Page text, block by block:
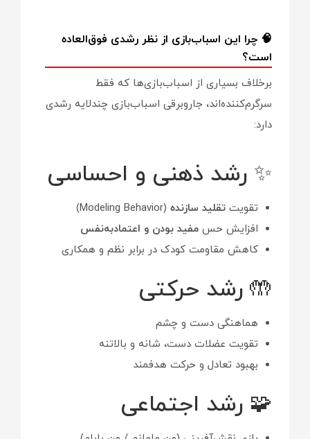
🧠 چرا این اسباب‌بازی از نظر رشدی فوق‌العاده
است؟
برخلاف بسیاری از اسباب‌بازی‌ها که فقط
سرگرم‌کننده‌اند، جاروبرقی اسباب‌بازی چندلایه رشدی
دارد:
✨ رشد ذهنی و احساسی
تقویت تقلید سازنده (Modeling Behavior)
افزایش حس مفید بودن و اعتمادبه‌نفس
کاهش مقاومت کودک در برابر نظم و همکاری
🤲 رشد حرکتی
هماهنگی دست و چشم
تقویت عضلات دست، شانه و بالاتنه
بهبود تعادل و حرکت هدفمند
🧩 رشد اجتماعی